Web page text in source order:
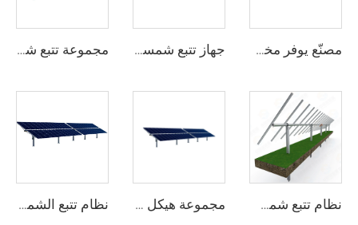
مصنّع يوفر مخزونًا جاهزًا لنظام تتبع الألواح الشمسية على محور واحد ثقيل من الفولاذ مع خدمة القطع والمعالجة جهاز تتبع شمسي على محور واحد عالي الجودة سهل التركيب، وحدة مسطحة مزدوجة الزجاج لنظام شمسي بقوة 10 كيلوواط، هيكل من الفولاذ بجودة ممتازة مجموعة تتبع شمسي على محور واحد بسعة 1 ميغاواط من إنتاج مصنع حديث، هيكل من الفولاذ الثقيل مع خدمة القطع المخصصة
نظام تتبع شمسي على محور واحد بتصميم حديث مع هيكل ثابت من الفولاذ وخدمة قطع بخصم مميز مجموعة هيكل نظام تتبع الألواح الشمسية على محور واحد من الفولاذ الثقيل من مصنّع محترف نظام تتبع الشمس الشمسية ذو المحور الواحد المصنوع في الصين مع محرك دوران